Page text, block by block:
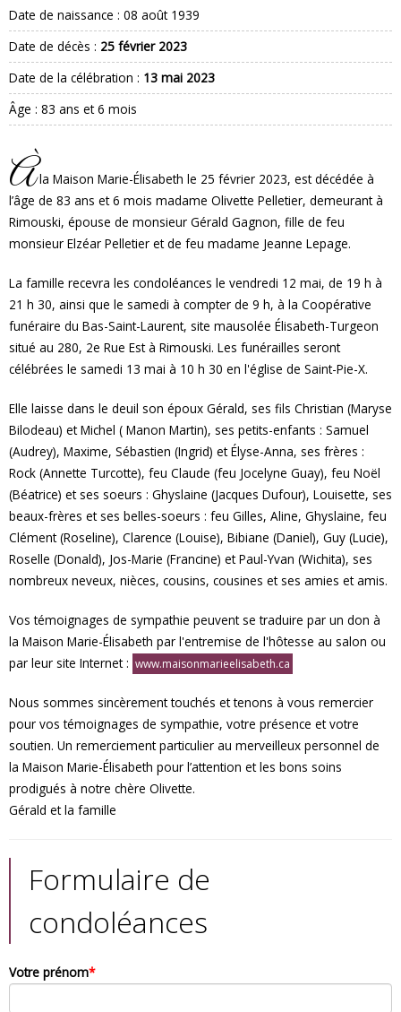
Date de naissance : 08 août 1939
Date de décès : 25 février 2023
Date de la célébration : 13 mai 2023
Âge : 83 ans et 6 mois
Àla Maison Marie-Élisabeth le 25 février 2023, est décédée à
l’âge de 83 ans et 6 mois madame Olivette Pelletier, demeurant à
Rimouski, épouse de monsieur Gérald Gagnon, fille de feu
monsieur Elzéar Pelletier et de feu madame Jeanne Lepage.
La famille recevra les condoléances le vendredi 12 mai, de 19 h à
21 h 30, ainsi que le samedi à compter de 9 h, à la Coopérative
funéraire du Bas-Saint-Laurent, site mausolée Élisabeth-Turgeon
situé au 280, 2e Rue Est à Rimouski. Les funérailles seront
célébrées le samedi 13 mai à 10 h 30 en l'église de Saint-Pie-X.
Elle laisse dans le deuil son époux Gérald, ses fils Christian (Maryse
Bilodeau) et Michel ( Manon Martin), ses petits-enfants : Samuel
(Audrey), Maxime, Sébastien (Ingrid) et Élyse-Anna, ses frères :
Rock (Annette Turcotte), feu Claude (feu Jocelyne Guay), feu Noël
(Béatrice) et ses soeurs : Ghyslaine (Jacques Dufour), Louisette, ses
beaux-frères et ses belles-soeurs : feu Gilles, Aline, Ghyslaine, feu
Clément (Roseline), Clarence (Louise), Bibiane (Daniel), Guy (Lucie),
Roselle (Donald), Jos-Marie (Francine) et Paul-Yvan (Wichita), ses
nombreux neveux, nièces, cousins, cousines et ses amies et amis.
Vos témoignages de sympathie peuvent se traduire par un don à
la Maison Marie-Élisabeth par l'entremise de l'hôtesse au salon ou
par leur site Internet : www.maisonmarieelisabeth.ca
Nous sommes sincèrement touchés et tenons à vous remercier
pour vos témoignages de sympathie, votre présence et votre
soutien. Un remerciement particulier au merveilleux personnel de
la Maison Marie-Élisabeth pour l’attention et les bons soins
prodigués à notre chère Olivette.
Gérald et la famille
Formulaire de
condoléances
Votre prénom*